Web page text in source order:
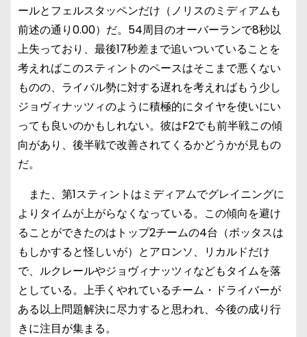
ールとフェルスタッペンだけ（ノリスのミディアムも
前述の通り0.00）だ。54周目のオーバーランで8秒以
上失っており、最後17秒差まで追いついていることを
考えればこのスティントのペースはそこまで悪くない
ものの、ライバル勢に対する遅れを考えればもう少し
ジョヴィナッツィのように積極的にタイヤを使いにい
っても良いのかもしれない。彼はF2でも前半戦この傾
向があり、後半戦で改善されてくるかどうかが見もの
だ。
また、第1スティントはミディアムでグレイニングに
よりタイムが上がらなくなっている。この傾向を避け
ることができたのはトップ2チームの4台（ボッタスは
もしかすると怪しいが）とアロンソ、リカルドだけ
で、ルクレールやジョヴィナッツィなどもタイムを落
としている。上手くやれているチーム・ドライバーが
ある以上問題解決に尽力すると思われ、今後の成り行
きに注目が集まる。